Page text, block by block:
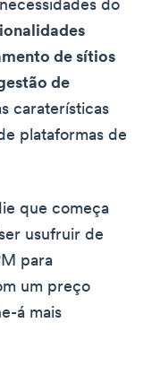
do
de sítios
de
caraterísticas
plataformas de
que começa
usufruir de
para
um preço
á mais